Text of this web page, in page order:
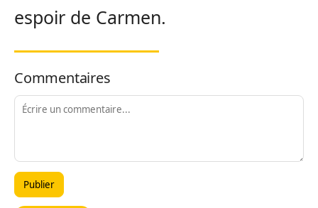
espoir de Carmen.
Commentaires
Publier